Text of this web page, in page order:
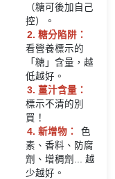
（糖可後加自己
控）。
2. 糖分陷阱：
看營養標示的
「糖」含量，越
低越好。
3. 薑汁含量：
標示不清的別
買！
4. 新增物：
色
素、香料、防腐
劑、增稠劑... 越
少越好。